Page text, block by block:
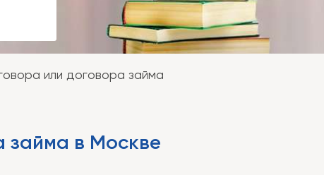
или договора займа
займа в Москве